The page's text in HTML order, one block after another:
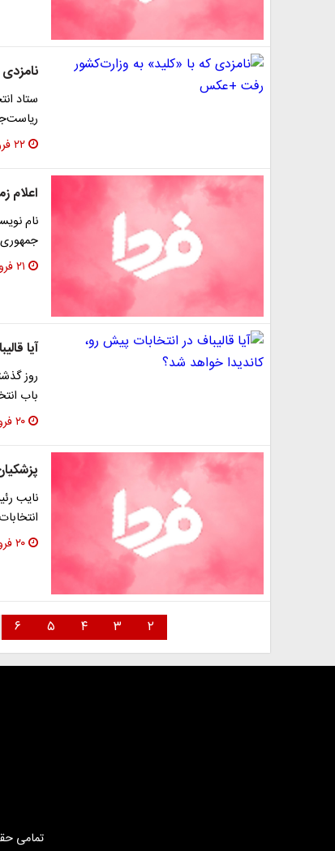
ستاد
۲۲ فروردین ۱۳۹۶
اعلام
نام
۲۱ فروردین ۱۳۹۶
آیا
روز
باب
۲۰ فروردین ۱۳۹۶
نایب
۲۰ فروردین ۱۳۹۶
۲ ۳ ۴ ۵ ۶
تمامی